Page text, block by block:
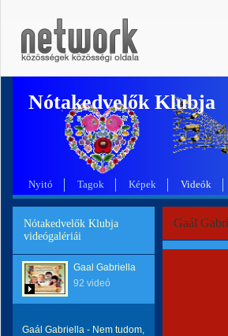
Nótakedvelők Klubja
Nyitó Tagok Képek Videók
Nótakedvelők Klubja
videógalériái
Gaal Gabriella
92 videó
Gaál Gabriella - Nem tudom,
Gaál